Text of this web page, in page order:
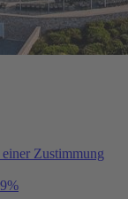
Zustimmung